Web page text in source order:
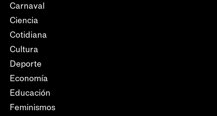
Carnaval
Ciencia
Cotidiana
Cultura
Deporte
Economía
Educación
Feminismos